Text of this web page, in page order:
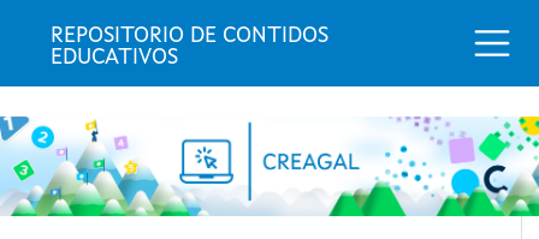
REPOSITORIO DE CONTIDOS
EDUCATIVOS